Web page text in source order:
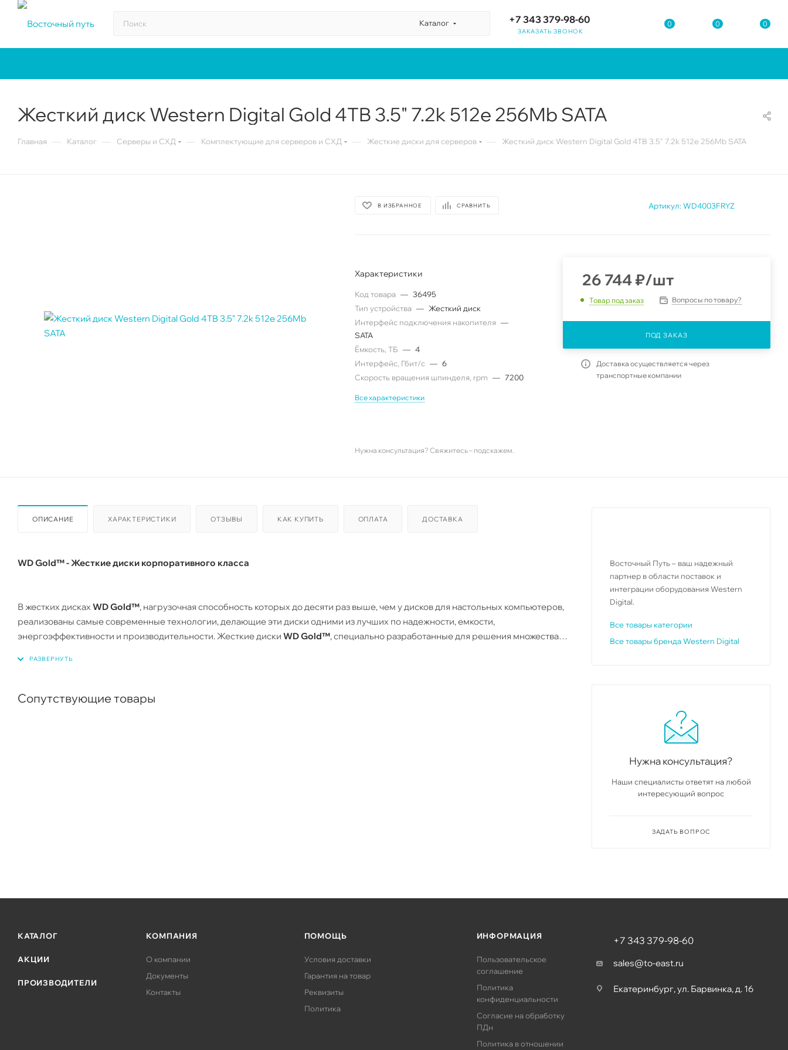
Каталог +7 343 379-98-60
ЗАКАЗАТЬ ЗВОНОК
0 0 0
Жесткий диск Western Digital Gold 4TB 3.5" 7.2k 512e 256Mb SATA
Главная Каталог Серверы и СХД Комплектующие для серверов и СХД Жесткие диски для серверов Жесткий диск Western Digital Gold 4TB 3.5" 7.2k 512e 256Mb SATA
В ИЗБРАННОЕ СРАВНИТЬ Артикул: WD4003FRYZ
Характеристики
Код товара — 36495
Тип устройства — Жесткий диск
Интерфейс подключения накопителя —
SATA
Ëмкость, ТБ — 4
Интерфейс, Гбит/с — 6
Скорость вращения шпинделя, rpm — 7200
Все характеристики
26 744₽/шт
Товар под заказ Вопросы по товару?
ПОД ЗАКАЗ
Доставка осуществляется через
транспортные компании
Нужна консультация? Свяжитесь – подскажем.
ОПИСАНИЕ ХАРАКТЕРИСТИКИ ОТЗЫВЫ КАК КУПИТЬ ОПЛАТА ДОСТАВКА
WD Gold™ - Жесткие диски корпоративного класса
В жестких дисках WD Gold™, нагрузочная способность которых до десяти раз выше, чем у дисков для настольных компьютеров,
реализованы самые современные технологии, делающие эти диски одними из лучших по надежности, емкости,
энергоэффективности и производительности. Жесткие диски WD Gold™, специально разработанные для решения множества
которых требуется высокий уровень доступности, то есть необходимы максимально надежные устройства хранения и
Сопутствующие товары
Восточный Путь – ваш надежный
партнер в области поставок и
интеграции оборудования Western
Digital.
Все товары категории
Все товары бренда Western Digital
Нужна консультация?
Наши специалисты ответят на любой
интересующий вопрос
ЗАДАТЬ ВОПРОС
КАТАЛОГ
АКЦИИ
ПРОИЗВОДИТЕЛИ
КОМПАНИЯ
О компании
Документы
Контакты
ПОМОЩЬ
Условия доставки
Гарантия на товар
Реквизиты
Политика
ИНФОРМАЦИЯ
Пользовательское
соглашение
Политика
конфиденциальности
Согласие на обработку
ПДн
Политика в отношении
+7 343 379-98-60
sales@to-east.ru
Екатеринбург, ул. Барвинка, д. 16